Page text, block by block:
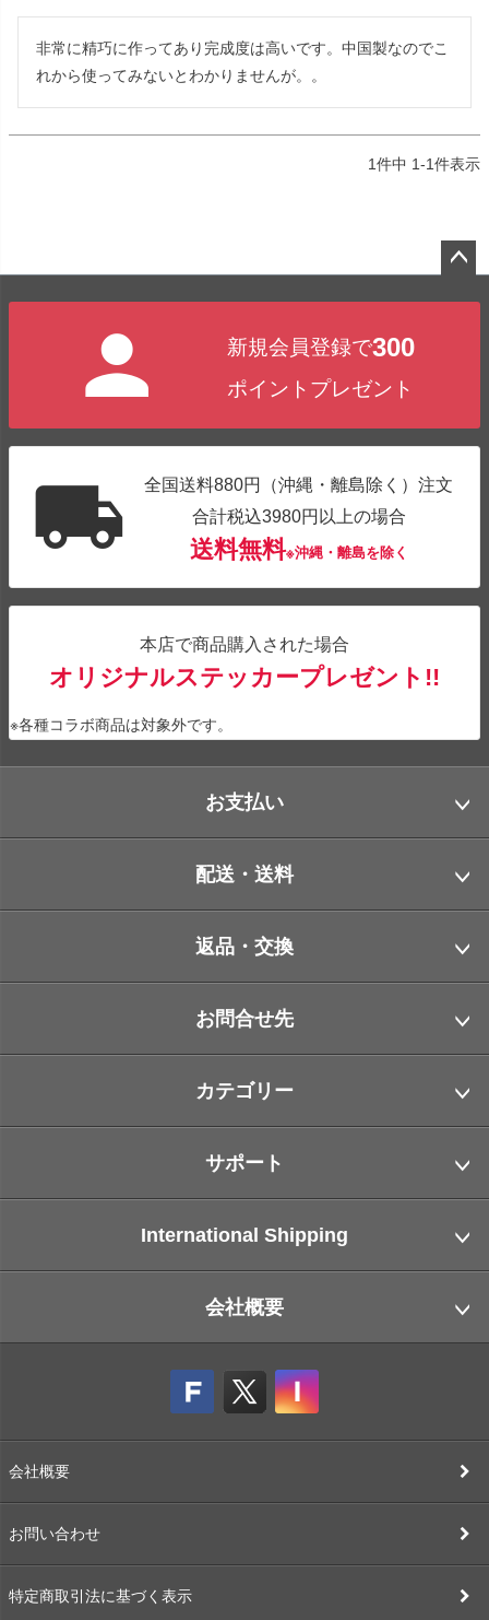
非常に精巧に作ってあり完成度は高いです。中国製なのでこ
れから使ってみないとわかりませんが。。
1件中 1-1件表示
新規会員登録で300
ポイントプレゼント
全国送料880円（沖縄・離島除く）注文
合計税込3980円以上の場合
送料無料※沖縄・離島を除く
本店で商品購入された場合
オリジナルステッカープレゼント!!
※各種コラボ商品は対象外です。
お支払い
配送・送料
返品・交換
お問合せ先
カテゴリー
サポート
International Shipping
会社概要
会社概要
お問い合わせ
特定商取引法に基づく表示